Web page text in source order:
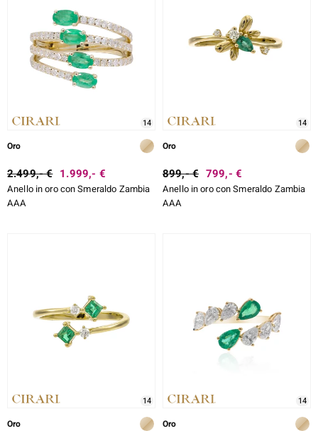
14
Oro
2.499,- € 1.999,- €
Anello in oro con Smeraldo Zambia
AAA
14
Oro
899,- € 799,- €
Anello in oro con Smeraldo Zambia
AAA
14
Oro
14
Oro